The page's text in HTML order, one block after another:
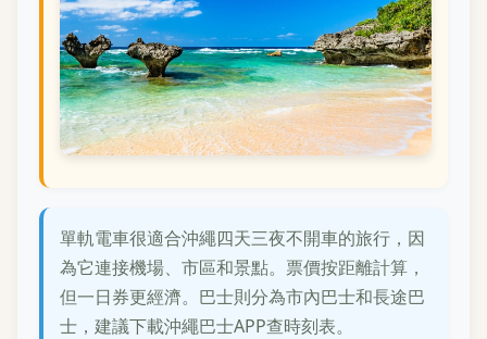
單軌電車很適合沖繩四天三夜不開車的旅行，因
為它連接機場、市區和景點。票價按距離計算，
但一日券更經濟。巴士則分為市內巴士和長途巴
士，建議下載沖繩巴士APP查時刻表。